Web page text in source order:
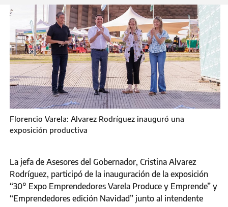
Florencio Varela: Alvarez Rodríguez inauguró una
exposición productiva
La jefa de Asesores del Gobernador, Cristina Alvarez
Rodríguez, participó de la inauguración de la exposición
“30° Expo Emprendedores Varela Produce y Emprende” y
“Emprendedores edición Navidad” junto al intendente